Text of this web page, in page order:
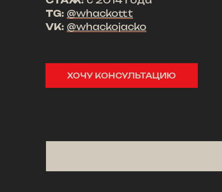
TG: @whackottt
VK: @whackojacko
ХОЧУ КОНСУЛЬТАЦИЮ